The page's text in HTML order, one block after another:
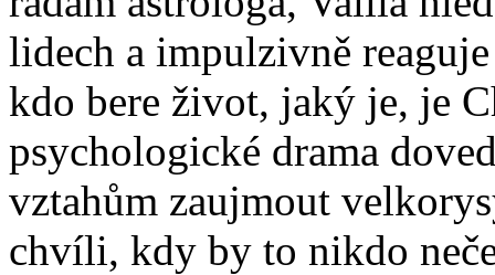
lidech a impulzivně
kdo bere život, jaký je, je
psychologické drama
vztahům zaujmout
chvíli, kdy by to nikdo